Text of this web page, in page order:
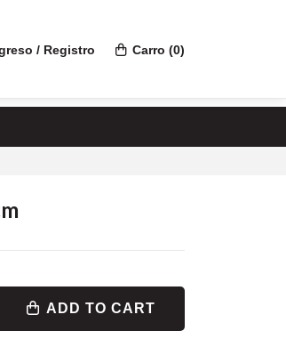
/ Registro Carro (0)
ADD TO CART